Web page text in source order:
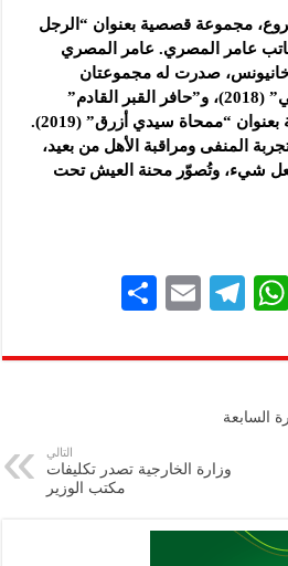
مجموعة قصصية بعنوان “الرجل
عامر المصري. عامر المصري
صدرت له مجموعتان
قصصيّتان: “ثلاثة يحاصرونني” (2018)، و”حافر القبر القادم”
(2019)، كما صدرت له رواية بعنوان “ممحاة سيدي أزرق” (2019).
المنفى ومراقبة الأهل من بعيد،
شيء، وتُصوّر محنة العيش تحت
P
W
at
A
Te
gr
E
ai
ar
السابعة
التالي
وزارة الخارجية تصدر تكليفات
مكتب الوزير